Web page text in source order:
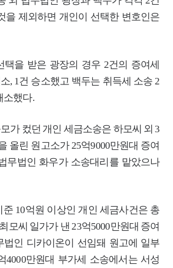
을 제외하면 개인이 선택한 변호인은
택을 받은 광장의 경우 2건의 증여세
, 1건 승소했고 백두는 취득세 소송 2
소했다.
가 컸던 개인 세금소송은 하모씨 외 3
올린 원고소가 25억9000만원대 증여
무법인 화우가 소송대리를 맡았으나
10억원 이상인 개인 세금사건은 총
모씨 일가가 낸 23억5000만원대 증여
법인 디카이온이 선임돼 원고에 일부
4000만원대 부가세 소송에서는 서성